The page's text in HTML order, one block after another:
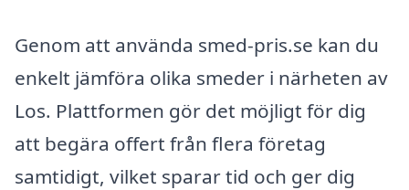
Genom att använda smed-pris.se kan du
enkelt jämföra olika smeder i närheten av
Los. Plattformen gör det möjligt för dig
att begära offert från flera företag
samtidigt, vilket sparar tid och ger dig